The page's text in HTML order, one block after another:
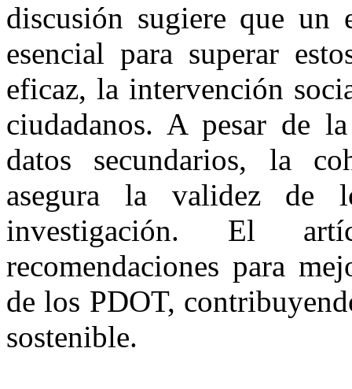
discusión sugiere que un
esencial para superar
eficaz, la intervención
ciudadanos. A pesar de
datos secundarios, la
asegura la validez de
investigación. El
recomendaciones para
de los PDOT,
sostenible.